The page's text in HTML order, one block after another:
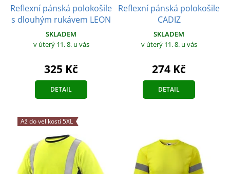
Reflexní pánská polokošile
s dlouhým rukávem LEON
SKLADEM
v úterý 11. 8. u vás
325 Kč
DETAIL
Reflexní pánská polokošile
CADIZ
SKLADEM
v úterý 11. 8. u vás
274 Kč
DETAIL
Až do velikosti 5XL